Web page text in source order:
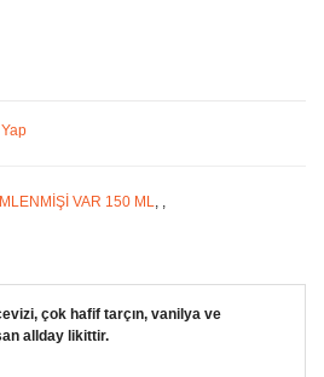
VAR 150 ML, ,
çok hafif tarçın, vanilya ve
allday likittir.